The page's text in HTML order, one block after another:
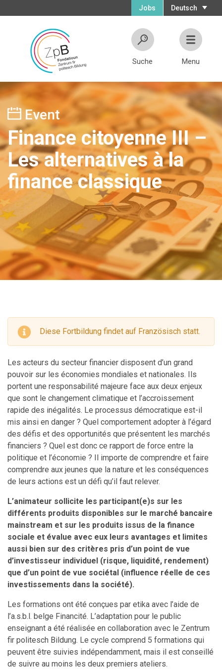
Deutsch
Jobs
Suche Menu
Event
Finance citoyenne III –
Les alternatives à la
finance classique
Diese Fortbildung findet auf Französisch statt.
Les acteurs du secteur financier disposent d’un grand
pouvoir sur les économies mondiales et nationales. Ils
portent une responsabilité majeure face aux deux enjeux
que sont le changement climatique et l’accroissement
rapide des inégalités. Le processus démocratique est-il
mis ainsi en danger ? Quel comportement adopter à l’égard
des défis et des opportunités que présentent les marchés
financiers ? Quel est donc ce rapport de force entre la
politique et l’économie ? Il importe de comprendre et faire
comprendre aux jeunes que la nature et les conséquences
de leurs actions est un défi qu’il faut relever.
L’animateur sollicite les participant(e)s sur les
différents produits disponibles sur le marché bancaire
mainstream et sur les produits issus de la finance
sociale et évalue avec eux leurs avantages et limites
aussi bien sur des critères pris d’un point de vue
d’investisseur individuel (risque, liquidité, rendement)
que d’un point de vue sociétal (influence réelle de ces
investissements dans la société).
Les formations ont été conçues par etika avec l’aide de
l’a.s.b.l. belge Financité. L’adaptation pour le public
enseignant a été réalisée en collaboration avec le Zentrum
fir politesch Bildung. Le cycle comprend 5 formations qui
peuvent être suivies indépendamment, mais il est conseillé
de suivre au moins les deux premiers ateliers.